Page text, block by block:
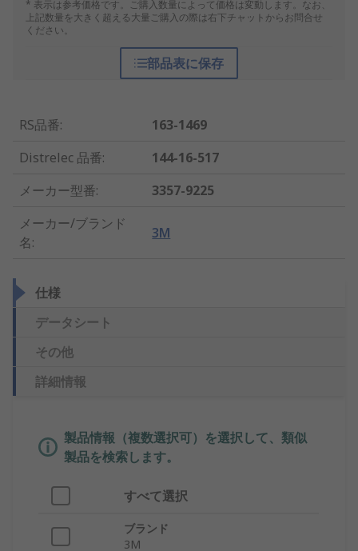
* 表示は参考価格です。ご購入数量によって価格は変動します。なお、
上記数量を大きく超える大量ご購入の際は右下チャットからお問合せ
ください。
部品表に保存
RS品番:
163-1469
Distrelec 品番:
144-16-517
メーカー型番:
3357-9225
メーカー/ブランド
名:
3M
仕様
データシート
その他
詳細情報
製品情報（複数選択可）を選択して、類似
製品を検索します。
すべて選択
ブランド
3M